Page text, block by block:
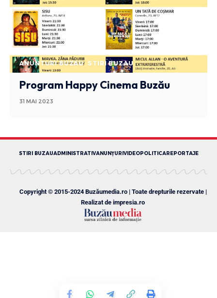
ANUNTURI BUZAU STIRI BUZAU
Program Happy Cinema Buzău
31 MAI 2023
STIRI BUZAUADMINISTRATIVANUNȚURIVIDEOPOLITICAREPORTAJE
Copyright © 2015-2024 Buzăumedia.ro | Toate drepturile rezervate |
Realizat de impresia.ro